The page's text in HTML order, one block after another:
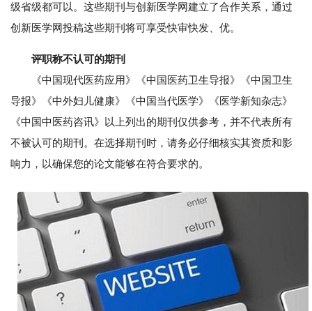
级省级都可以。这些期刊与创新医学网建立了合作关系，通过
创新医学网投稿这些期刊将可享受快审快发、优。
评职称不认可的期刊
《中国现代医药应用》《中国医药卫生导报》《中国卫生
导报》《中外妇儿健康》《中国当代医学》《医学新知杂志》
《中国中医药咨讯》以上列出的期刊仅供参考，并不代表所有
不被认可的期刊。在选择期刊时，请务必仔细核实其资质和影
响力，以确保您的论文能够在符合要求的。